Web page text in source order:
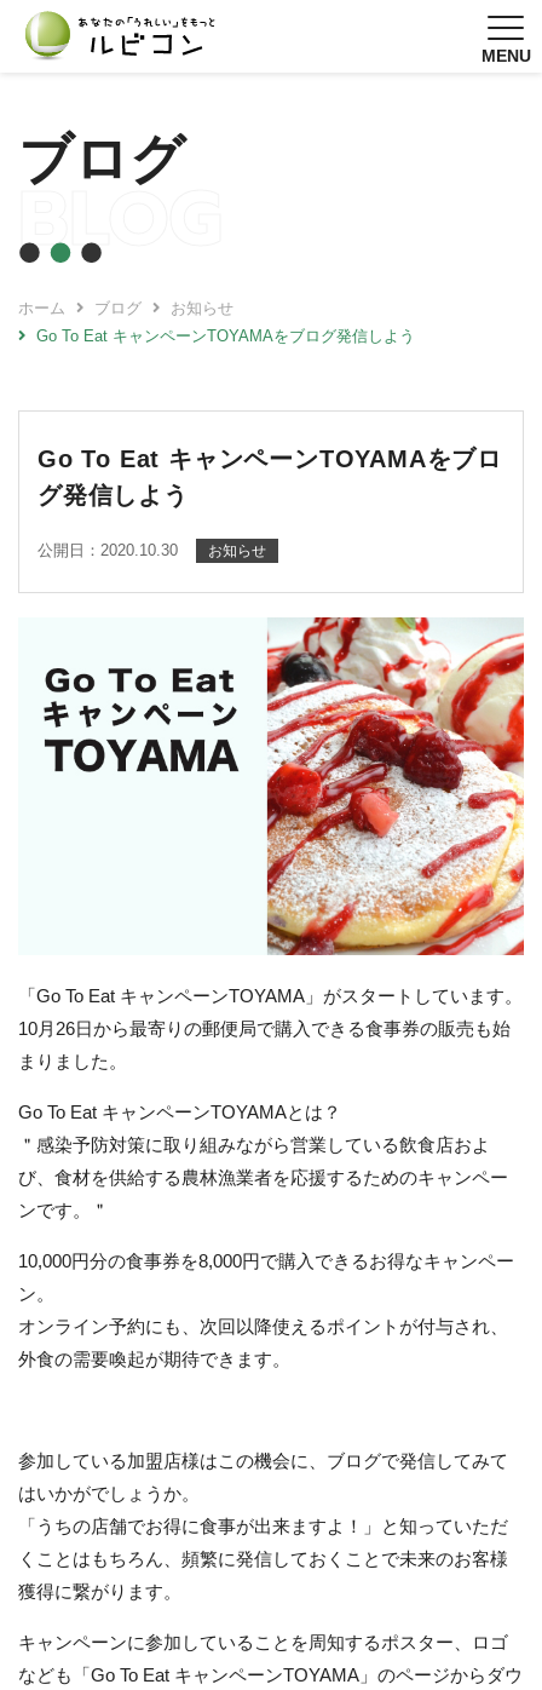
MENU
ブログ
BLOG
ホーム ブログ
お知らせ
Go To Eat キャンペーンTOYAMAをブログ発信しよう
Go To Eat キャンペーンTOYAMAをブロ
グ発信しよう
公開日：2020.10.30 お知らせ
「Go To Eat キャンペーンTOYAMA」がスタートしています。
10月26日から最寄りの郵便局で購入できる食事券の販売も始
まりました。
Go To Eat キャンペーンTOYAMAとは？
＂感染予防対策に取り組みながら営業している飲食店およ
び、食材を供給する農林漁業者を応援するためのキャンペー
ンです。＂
10,000円分の食事券を8,000円で購入できるお得なキャンペー
ン。
オンライン予約にも、次回以降使えるポイントが付与され、
外食の需要喚起が期待できます。
参加している加盟店様はこの機会に、ブログで発信してみて
はいかがでしょうか。
「うちの店舗でお得に食事が出来ますよ！」と知っていただ
くことはもちろん、頻繁に発信しておくことで未来のお客様
獲得に繋がります。
キャンペーンに参加していることを周知するポスター、ロゴ
なども「Go To Eat キャンペーンTOYAMA」のページからダウ